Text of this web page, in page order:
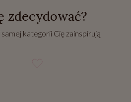
zdecydować?
kategorii Cię zainspirują